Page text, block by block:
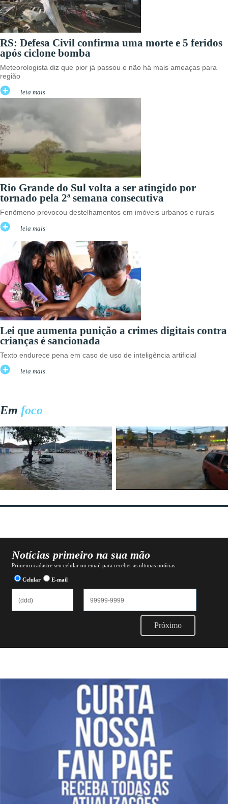
RS: Defesa Civil confirma uma morte e 5 feridos
após ciclone bomba
Meteorologista diz que pior já passou e não há mais ameaças para
região
leia mais
Rio Grande do Sul volta a ser atingido por
tornado pela 2ª semana consecutiva
Fenômeno provocou destelhamentos em imóveis urbanos e rurais
leia mais
Lei que aumenta punição a crimes digitais contra
crianças é sancionada
Texto endurece pena em caso de uso de inteligência artificial
leia mais
Em foco
Notícias primeiro na sua mão
Primeiro cadastre seu celular ou email para receber as ultimas notícias.
Celular E-mail
Próximo